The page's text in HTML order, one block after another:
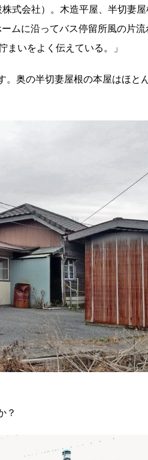
式会社）。木造平屋、半切妻
ムに沿ってバス停留所風の片
まいをよく伝えている。」
奥の半切妻屋根の本屋はほと
？